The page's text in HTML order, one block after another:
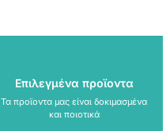
Επιλεγμένα προϊοντα
Τα προϊοντα μας είναι δοκιμασμένα
και ποιοτικά